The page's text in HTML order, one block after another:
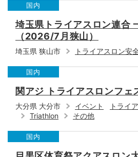
国内
埼玉県トライアスロン連合
（2026/7月狭山）
埼玉県 狭山市 トライアスロン安
国内
関アジ トライアスロンフェ
大分県 大分市 イベント
トライ
Triathlon
その他
国内